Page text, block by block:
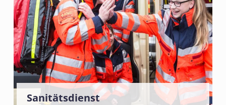
Sanitätsdienst